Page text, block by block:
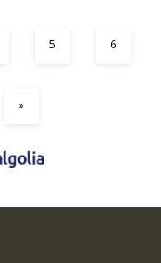
5 6
»